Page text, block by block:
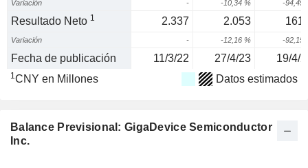
Variación - -10,34 % -94,49
Resultado Neto 1 2.337 2.053
Variación - -12,16 % -92,15
Fecha de publicación 11/3/22 27/4/23 19/4/
1CNY en Millones Datos estimados
Balance Previsional: GigaDevice Semiconductor
Inc.